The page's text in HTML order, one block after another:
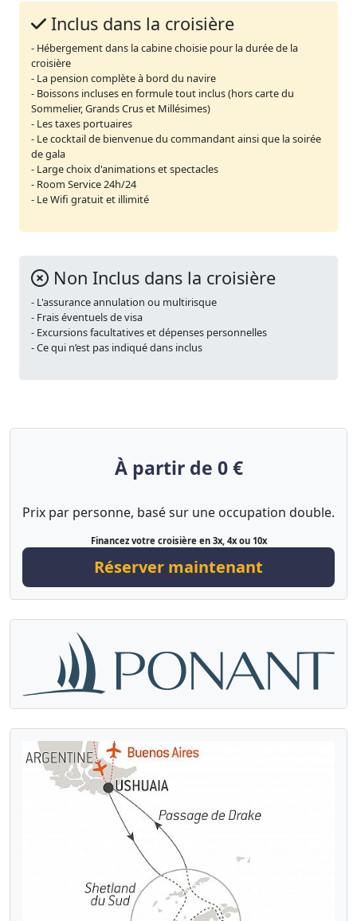
Inclus dans la croisière
- Hébergement dans la cabine choisie pour la durée de la
croisière
- La pension complète à bord du navire
- Boissons incluses en formule tout inclus (hors carte du
Sommelier, Grands Crus et Millésimes)
- Les taxes portuaires
- Le cocktail de bienvenue du commandant ainsi que la soirée
de gala
- Large choix d'animations et spectacles
- Room Service 24h/24
- Le Wifi gratuit et illimité
Non Inclus dans la croisière
- L'assurance annulation ou multirisque
- Frais éventuels de visa
- Excursions facultatives et dépenses personnelles
- Ce qui n’est pas indiqué dans inclus
À partir de 0 €
Prix par personne, basé sur une occupation double.
Financez votre croisière en 3x, 4x ou 10x
Réserver maintenant